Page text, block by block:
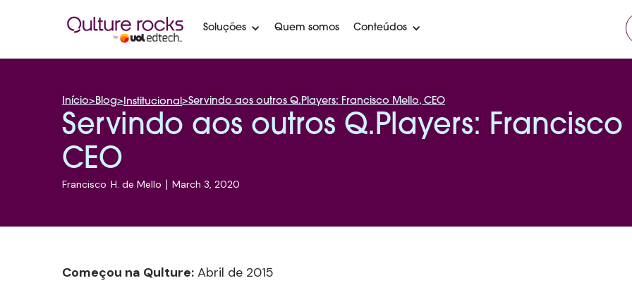
Soluções Quem somos Conteúdos
Início>Blog>Institucional>Servindo aos outros Q.Players: Francisco Mello, CEO
Servindo aos outros Q.Players: Francisco
CEO
Francisco H. de Mello | March 3, 2020
Começou na Qulture: Abril de 2015